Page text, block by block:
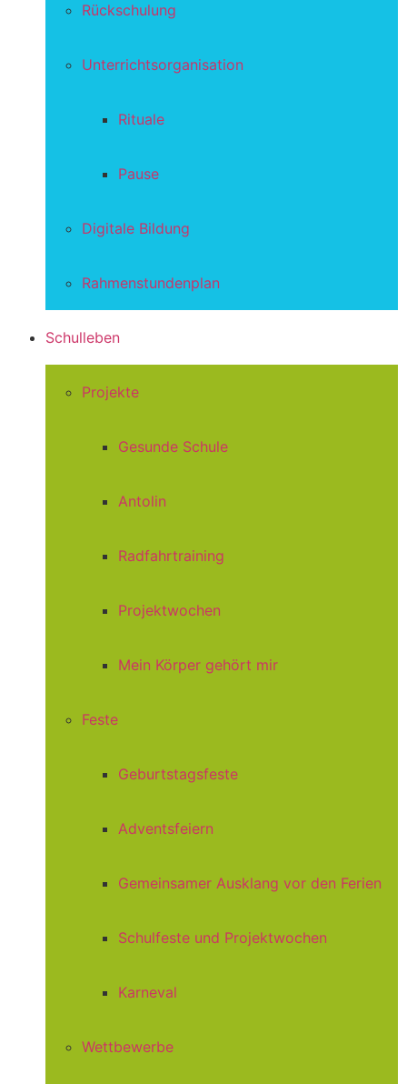
Rückschulung
Unterrichtsorganisation
Rituale
Pause
Digitale Bildung
Rahmenstundenplan
Schulleben
Projekte
Gesunde Schule
Antolin
Radfahrtraining
Projektwochen
Mein Körper gehört mir
Feste
Geburtstagsfeste
Adventsfeiern
Gemeinsamer Ausklang vor den Ferien
Schulfeste und Projektwochen
Karneval
Wettbewerbe